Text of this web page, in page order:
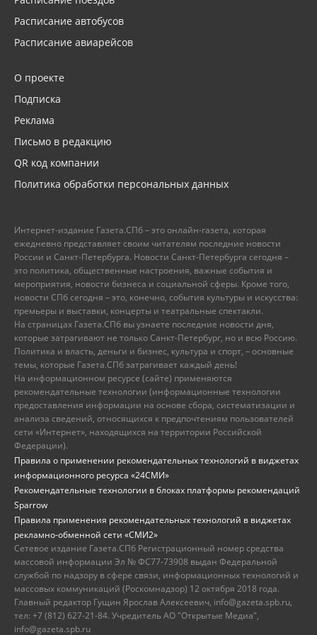
Расписание автобусов
Расписание авиарейсов
О проекте
Подписка
Реклама
Письмо в редакцию
QR код компании
Политика обработки персональных данных
Интернет-издание Газета.СПб – это онлайн-газета, которая
ежедневно представляет своим читателям последние новости
России и Санкт-Петербурга. Новости Санкт-Петербурга сегодня –
это политика, общественные настроения, важные события и
мероприятия, новости бизнеса и социальной сферы. Кроме того,
новости СПб сегодня – это, конечно, события культуры и искусства:
премьеры и выставки, концерты и театральные спектакли.
На страницах Газета.СПб вы узнаете последние новости дня,
которые затрагивают не только Санкт-Петербург, но и всю Россию.
Политика и власть, деньги и бизнес, культура и спорт, – основные
темы, которые Газета.СПб затрагивает каждый день!
На информационном ресурсе (сайте) применяются
рекомендательные технологии (информационные технологии
предоставления информации на основе сбора, систематизации и
анализа сведений, относящихся к предпочтениям пользователей
сети «Интернет», находящихся на территории Российской
Федерации).
Правила о применении рекомендательных технологий в виджетах
информационного ресурса «24СМИ»
Рекомендательные технологии в блоках платформы рекомендаций
Sparrow
Правила применения рекомендательных технологий в виджетах
рекламно-обменной сети «СМИ2»
Сетевое издание Газета.СПб Регистрационный номер средства
массовой информации Эл № ФС77-73908 выдан Федеральной
службой по надзору в сфере связи, информационных технологий и
массовых коммуникаций (Роскомнадзор) 12 октября 2018 года.
Главный редактор Гущин Ярослав Алексеевич, info@gazeta.spb.ru,
тел: +7 (812) 627-21-84. Учредитель АО "Открытые Медиа",
info@gazeta.spb.ru